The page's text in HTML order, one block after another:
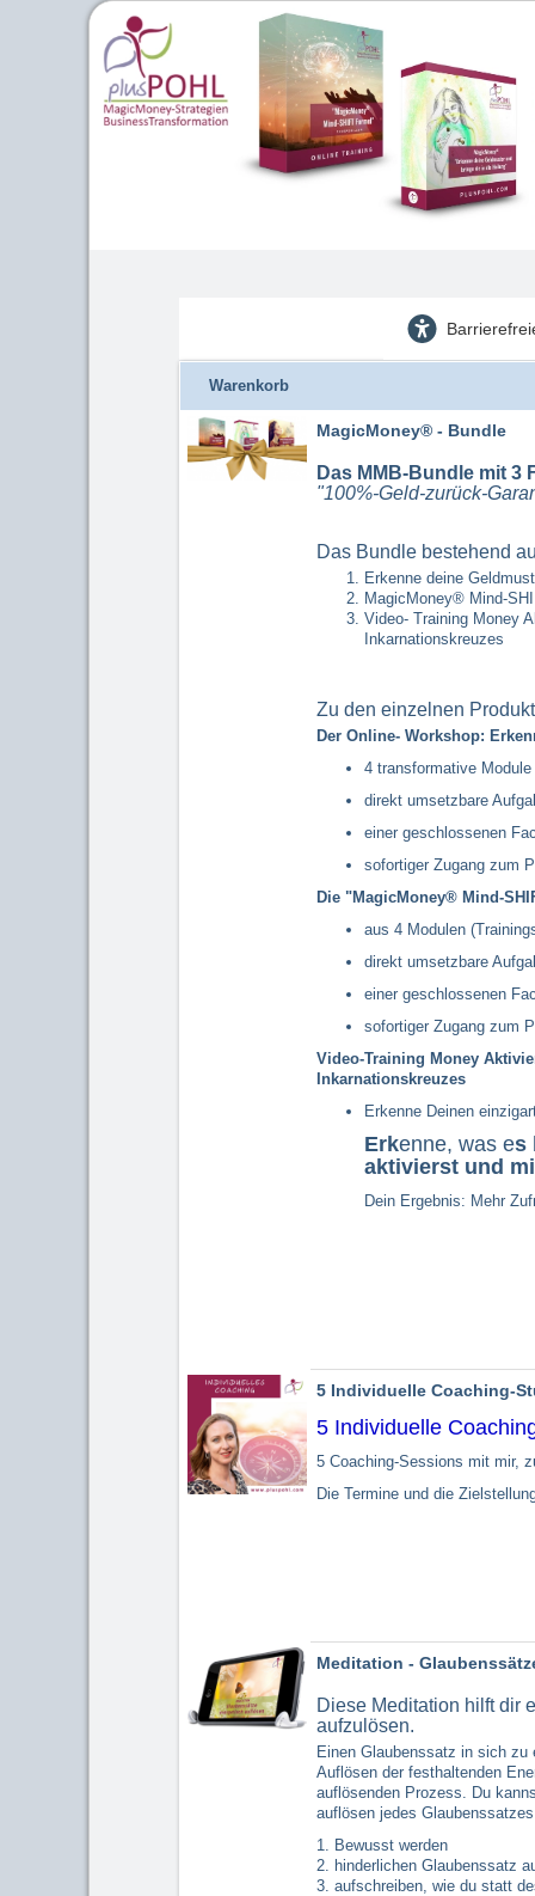
Warenkorb
MagicMoney® - Bundle
Das MMB-Bundle mit
"100%-Geld-zurück-
Das Bundle bestehend
Erkenne deine
MagicMoney® Mind-
Video- Training Money
Inkarnationskreuzes
Zu den einzelnen
Der Online- Workshop:
4 transformative
direkt umsetzbare
einer geschlossenen
sofortiger Zugang zum
Die "MagicMoney® Mind-
aus 4 Modulen
direkt umsetzbare
einer geschlossenen
sofortiger Zugang zum
Video-Training Money
Inkarnationskreuzes
Erkenne Deinen
Erkenne, was es
aktivierst und
Dein Ergebnis: Mehr
5 Individuelle Coaching-
5 Individuelle
5 Coaching-Sessions mit mir,
Die Termine und die
Meditation -
Diese Meditation hilft dir
aufzulösen.
Einen Glaubenssatz in sich zu
Auflösen der festhaltenden
auflösenden Prozess. Du
auflösen jedes
1. Bewusst werden
2. hinderlichen Glaubenssatz
3. aufschreiben, wie du statt